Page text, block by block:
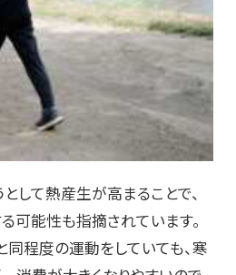
して熱産生が高まることで、
可能性も指摘されています。
同程度の運動をしていても、寒